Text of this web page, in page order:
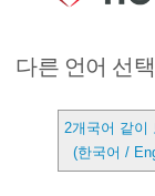
다른 언어 선택
2개국어 같이
(한국어 /